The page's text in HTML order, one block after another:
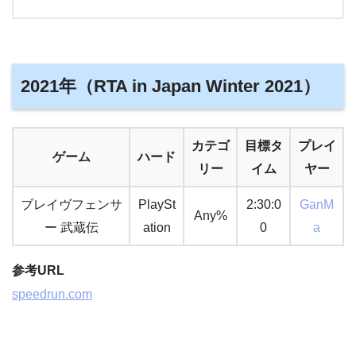
2021年（RTA in Japan Winter 2021）
ゲーム ハード
カテゴ
リー
目標タ
イム
プレイ
ヤー
ブレイヴフェンサ
ー 武蔵伝
PlaySt
ation
Any%
2:30:0
0
GanM
a
参考URL
speedrun.com